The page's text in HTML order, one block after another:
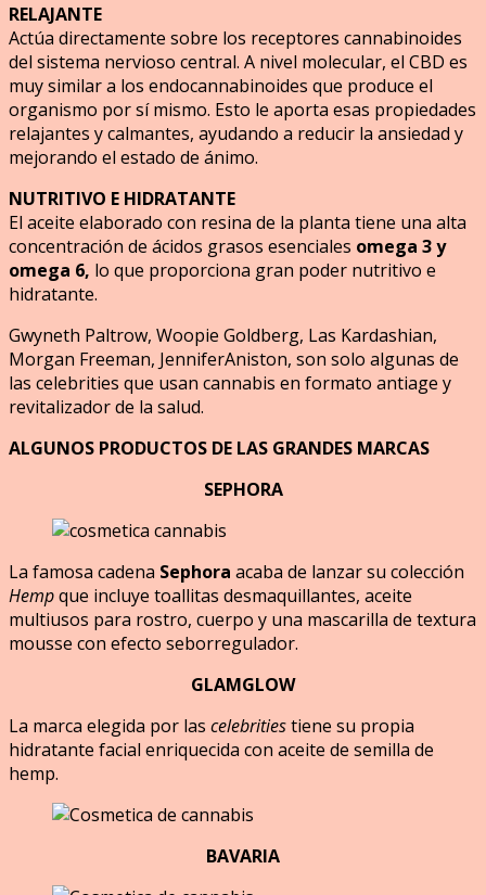
RELAJANTE
Actúa directamente sobre los receptores cannabinoides
del sistema nervioso central. A nivel molecular, el CBD es
muy similar a los endocannabinoides que produce el
organismo por sí mismo. Esto le aporta esas propiedades
relajantes y calmantes, ayudando a reducir la ansiedad y
mejorando el estado de ánimo.
NUTRITIVO E HIDRATANTE
El aceite elaborado con resina de la planta tiene una alta
concentración de ácidos grasos esenciales omega 3 y
omega 6, lo que proporciona gran poder nutritivo e
hidratante.
Gwyneth Paltrow, Woopie Goldberg, Las Kardashian,
Morgan Freeman, JenniferAniston, son solo algunas de
las celebrities que usan cannabis en formato antiage y
revitalizador de la salud.
ALGUNOS PRODUCTOS DE LAS GRANDES MARCAS
SEPHORA
La famosa cadena Sephora acaba de lanzar su colección
Hempque incluye toallitas desmaquillantes, aceite
multiusos para rostro, cuerpo y una mascarilla de textura
mousse con efecto seborregulador.
GLAMGLOW
La marca elegida por las celebritiestiene su propia
hidratante facial enriquecida con aceite de semilla de
hemp.
BAVARIA